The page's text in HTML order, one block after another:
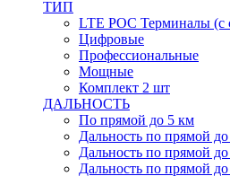
ТИП
LTE POC Терминалы (с
Цифровые
Профессиональные
Мощные
Комплект 2 шт
ДАЛЬНОСТЬ
По прямой до 5 км
Дальность по прямой
Дальность по прямой
Дальность по прямой